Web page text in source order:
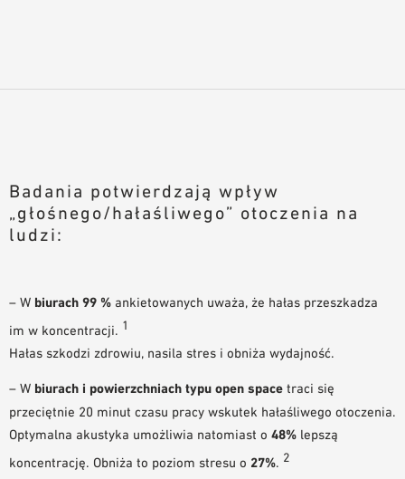
Badania potwierdzają wpływ
„głośnego/hałaśliwego” otoczenia na
ludzi:
– W biurach 99 % ankietowanych uważa, że hałas przeszkadza
im w koncentracji. 1
Hałas szkodzi zdrowiu, nasila stres i obniża wydajność.
– W biurach i powierzchniach typu open space traci się
przeciętnie 20 minut czasu pracy wskutek hałaśliwego otoczenia.
Optymalna akustyka umożliwia natomiast o 48% lepszą
koncentrację. Obniża to poziom stresu o 27%. 2